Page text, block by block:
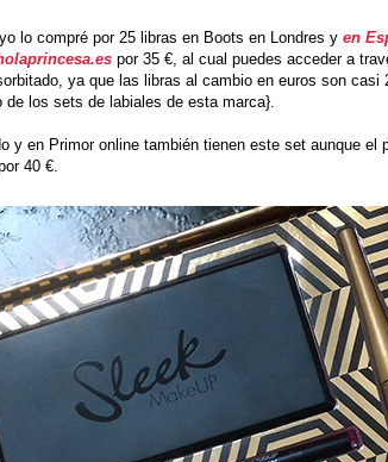
lo compré por 25 libras en Boots en Londres y en
por 35 €, al cual puedes acceder a
ya que las libras al cambio en euros son
de los sets de labiales de esta marca}.
y en Primor online también tienen este set aunque el
40 €.